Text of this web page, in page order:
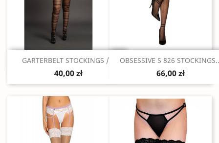
Szybki podgląd
GARTERBELT STOCKINGS /...
40,00 zł
Szybki podgląd
OBSESSIVE S 826
66,00 zł